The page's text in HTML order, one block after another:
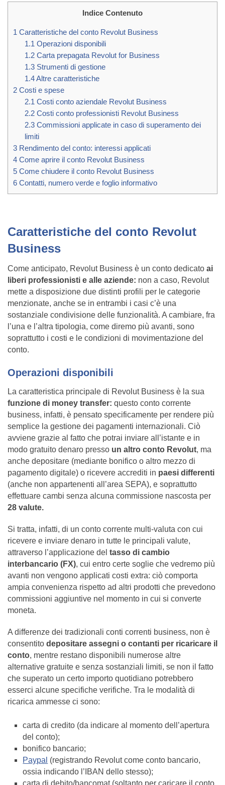
Indice Contenuto
1 Caratteristiche del conto Revolut Business
1.1 Operazioni disponibili
1.2Carta prepagata Revolut for Business
1.3Strumenti di gestione
1.4Altre caratteristiche
2 Costi e spese
2.1 Costi conto aziendale Revolut Business
2.2Costi conto professionisti Revolut Business
2.3Commissioni applicate in caso di superamento dei
limiti
3 Rendimento del conto: interessi applicati
4 Come aprire il conto Revolut Business
5 Come chiudere il conto Revolut Business
6 Contatti, numero verde e foglio informativo
Caratteristiche del conto Revolut
Business
Come anticipato, Revolut Business è un conto dedicato ai
liberi professionisti e alle aziende: non a caso, Revolut
mette a disposizione due distinti profili per le categorie
menzionate, anche se in entrambi i casi c’è una
sostanziale condivisione delle funzionalità. A cambiare, fra
l’una e l’altra tipologia, come diremo più avanti, sono
soprattutto i costi e le condizioni di movimentazione del
conto.
Operazioni disponibili
La caratteristica principale di Revolut Business è la sua
funzione di money transfer: questo conto corrente
business, infatti, è pensato specificamente per rendere più
semplice la gestione dei pagamenti internazionali. Ciò
avviene grazie al fatto che potrai inviare all’istante e in
modo gratuito denaro presso un altro conto Revolut, ma
anche depositare (mediante bonifico o altro mezzo di
pagamento digitale) o ricevere accrediti in paesi differenti
(anche non appartenenti all’area SEPA), e soprattutto
effettuare cambi senza alcuna commissione nascosta per
28 valute.
Si tratta, infatti, di un conto corrente multi-valuta con cui
ricevere e inviare denaro in tutte le principali valute,
attraverso l’applicazione del tasso di cambio
interbancario (FX), cui entro certe soglie che vedremo più
avanti non vengono applicati costi extra: ciò comporta
ampia convenienza rispetto ad altri prodotti che prevedono
commissioni aggiuntive nel momento in cui si converte
moneta.
A differenze dei tradizionali conti correnti business, non è
consentito depositare assegni o contanti per ricaricare il
conto, mentre restano disponibili numerose altre
alternative gratuite e senza sostanziali limiti, se non il fatto
che superato un certo importo quotidiano potrebbero
esserci alcune specifiche verifiche. Tra le modalità di
ricarica ammesse ci sono:
carta di credito (da indicare al momento dell’apertura
del conto);
bonifico bancario;
Paypal (registrando Revolut come conto bancario,
ossia indicando l’IBAN dello stesso);
carta di debito/bancomat (soltanto per caricare il conto